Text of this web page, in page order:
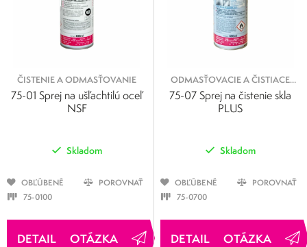
ČISTENIE A ODMASŤOVANIE
75-01 Sprej na ušľachtilú oceľ
NSF
Skladom
OBĽÚBENÉ
POROVNAŤ
75-0100
OTÁZKA
ODMASŤOVACIE A ČISTIACE
SPREJE
75-07 Sprej na čistenie skla
PLUS
Skladom
OBĽÚBENÉ
POROVNAŤ
75-0700
OTÁZKA